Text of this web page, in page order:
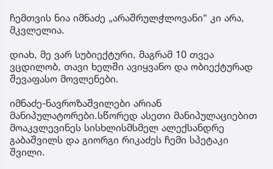
ჩემთვის ნია იმნაძე „არაშრულჭლოვანი“ კი არა,
მკვლელია.
დიახ, მე ვარ სუბიექტური, მაგრამ 10 თვეა
ვცდილობ, თავი ხელში ავიყვანო და ობიექტურად
შევაფასო მოვლენები.
იმნაძე-ნავროზაშვილები არიან
მანიპულატორები.სწორედ ასეთი მანიპულაციებით
მოაკვლევინეს სისხლისმსმელ ალექსანდრე
გაბაშვილს და გიორგი რიკაძეს ჩემი სპეტაკი
შვილი.